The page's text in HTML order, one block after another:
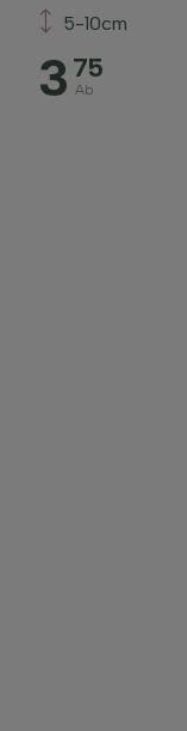
5-10cm
3 75
Ab